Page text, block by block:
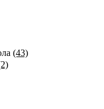
(43)